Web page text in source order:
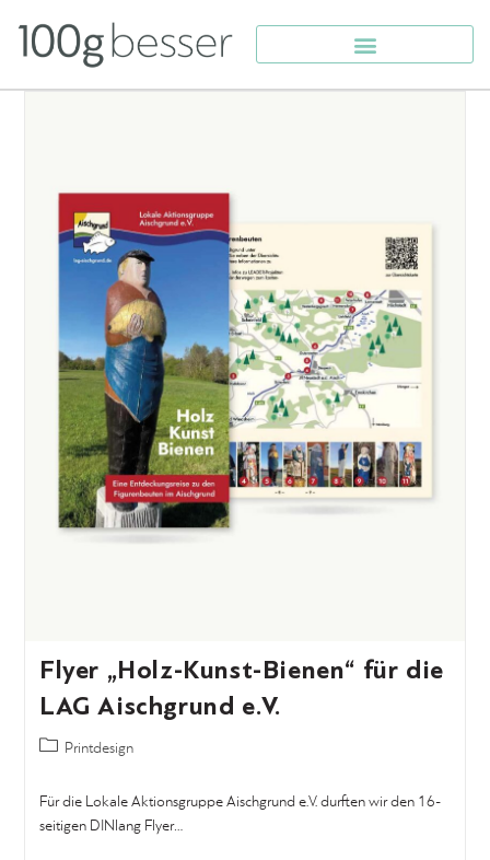
Flyer „Holz-Kunst-Bienen“ für die
LAG Aischgrund e.V.
Printdesign
Für die Lokale Aktionsgruppe Aischgrund e.V. durften wir den 16-
seitigen DINlang Flyer…